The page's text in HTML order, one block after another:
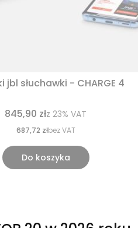
jbl słuchawki - CHARGE 4
845,90 złz 23% VAT
687,72 złbez VAT
Do koszyka